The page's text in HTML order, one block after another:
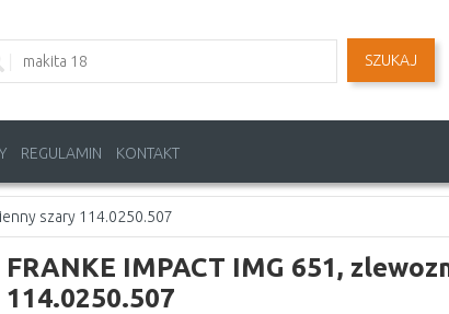
SZUKAJ
REGULAMIN KONTAKT
szary 114.0250.507
FRANKE IMPACT IMG 651,
114.0250.507